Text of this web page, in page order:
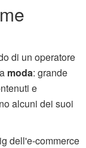
di un operatore
moda: grande
e
alcuni dei suoi
dell'e-commerce